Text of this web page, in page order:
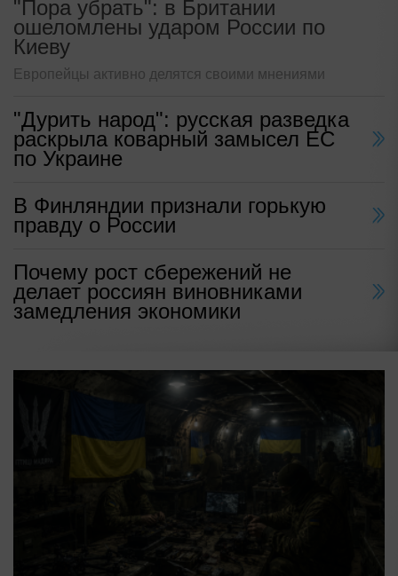
"Пора убрать": в Британии
ошеломлены ударом России по
Киеву
Европейцы активно делятся своими мнениями
"Дурить народ": русская разведка
раскрыла коварный замысел ЕС
по Украине
В Финляндии признали горькую
правду о России
Почему рост сбережений не
делает россиян виновниками
замедления экономики